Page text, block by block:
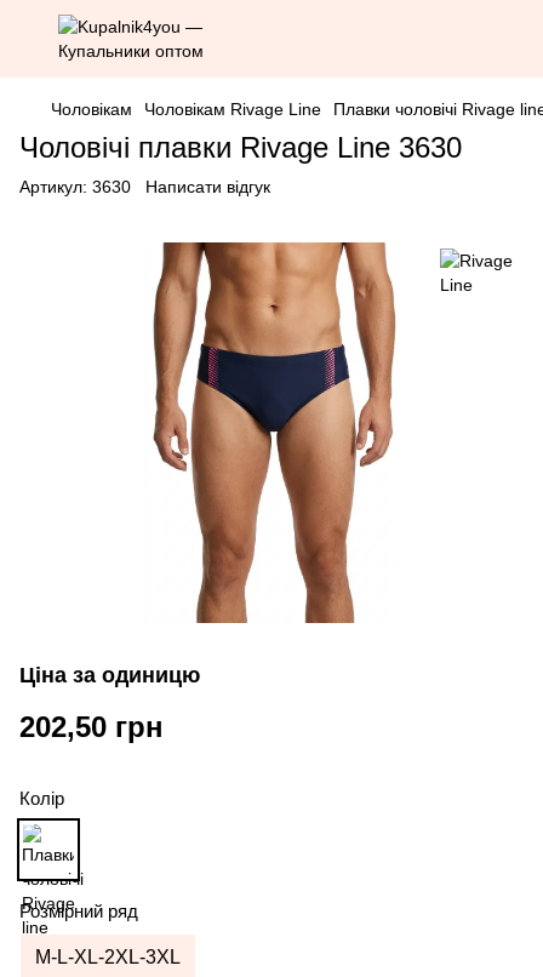
Чоловікам Чоловікам Rivage Line Плавки чоловічі Rivage
Чоловічі плавки Rivage Line 3630
Артикул: 3630 Написати відгук
Ціна за одиницю
202,50 грн
Колір
Розмірний ряд
M-L-XL-2XL-3XL